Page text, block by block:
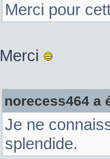
Merci pour
Merci
norecess464 a
Je ne
splendide.